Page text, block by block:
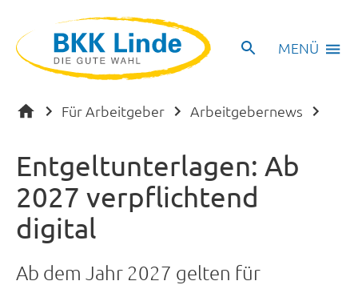
MENÜ
Für Arbeitgeber Arbeitgebernews
Entgeltunterlagen: Ab
2027 verpflichtend
digital
Ab dem Jahr 2027 gelten für